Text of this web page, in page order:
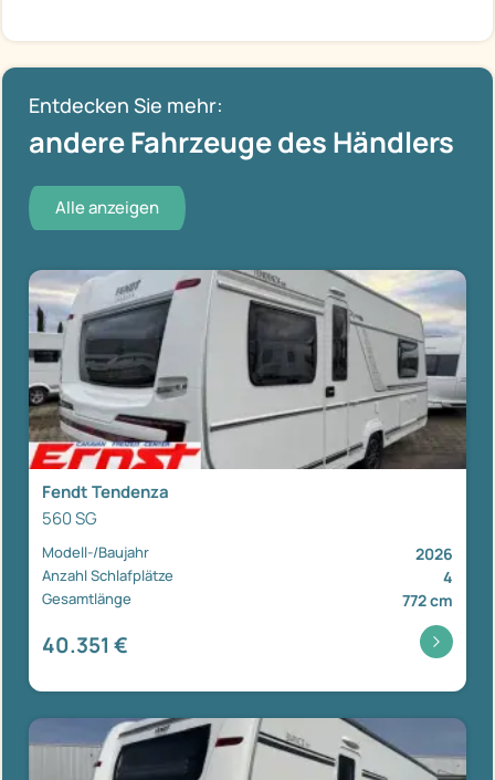
Entdecken Sie mehr:
andere Fahrzeuge des Händlers
Alle anzeigen
Fendt Tendenza
560 SG
Modell-/Baujahr 2026
Anzahl Schlafplätze 4
Gesamtlänge 772 cm
40.351 €